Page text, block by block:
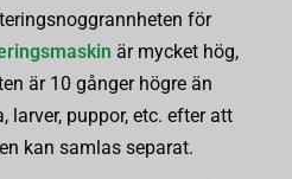
för
är mycket hög,
är 10 gånger högre än
larver, puppor, etc. efter att
kan samlas separat.